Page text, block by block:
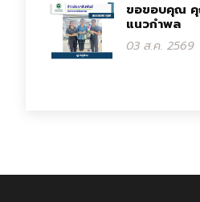
ขอขอบคุณ
แนวกำพล
03 ส.ค. 2569